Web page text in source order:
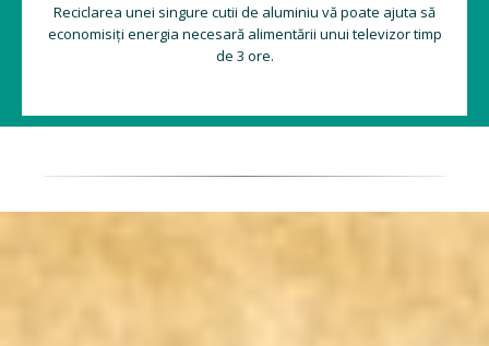
Reciclarea unei singure cutii de aluminiu vă poate ajuta să
economisiți energia necesară alimentării unui televizor timp
de 3 ore.